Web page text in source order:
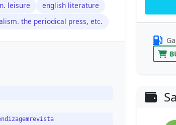
leisure
english literature
the periodical press, etc.